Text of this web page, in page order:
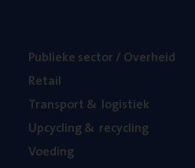
Publie­ke sec­tor / Overheid
Retail
Trans­port& logistiek
Upcy­cling& recycling
Voe­ding